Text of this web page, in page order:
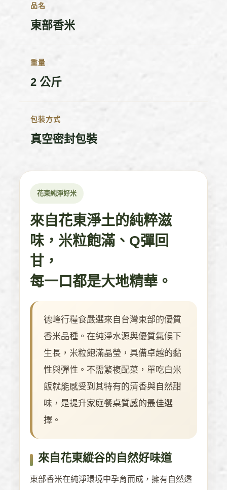
品名
東部香米
重量
2 公斤
包裝方式
真空密封包裝
花東純淨好米
來自花東淨土的純粹滋
味，米粒飽滿、Q彈回
甘，
每一口都是大地精華。
德峰行糧食嚴選來自台灣東部的優質
香米品種。在純淨水源與優質氣候下
生長，米粒飽滿晶瑩，具備卓越的黏
性與彈性。不需繁複配菜，單吃白米
飯就能感受到其特有的清香與自然甜
味，是提升家庭餐桌質感的最佳選
擇。
來自花東縱谷的自然好味道
東部香米在純淨環境中孕育而成，擁有自然透